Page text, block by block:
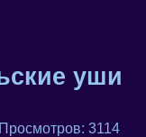
уши
Просмотров: 3114